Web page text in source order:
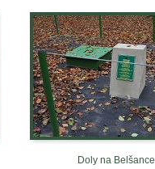
Doly na Belšance